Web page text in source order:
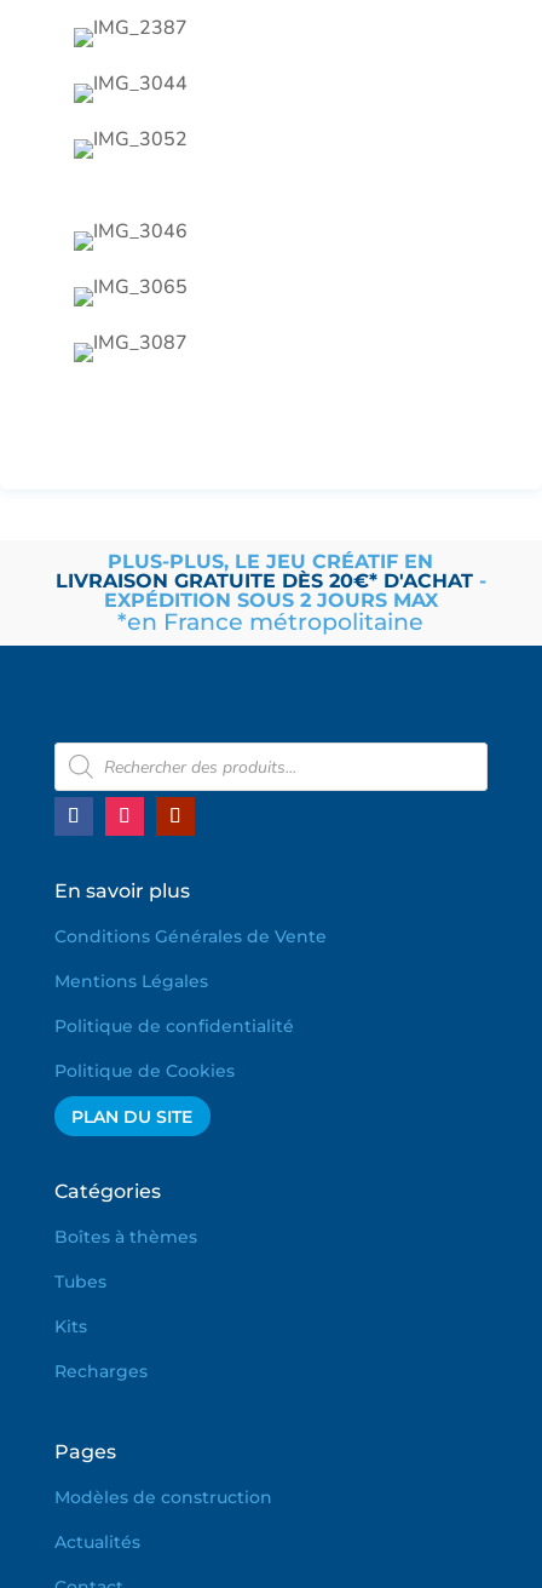
PLUS-PLUS, LE JEU CRÉATIF EN
LIVRAISON GRATUITE DÈS 20€* D'ACHAT -
EXPÉDITION SOUS 2 JOURS MAX
*en France métropolitaine
Recherche
de
produits
En savoir plus
Conditions Générales de Vente
Mentions Légales
Politique de confidentialité
Politique de Cookies
PLAN DU SITE
Catégories
Boîtes à thèmes
Tubes
Kits
Recharges
Pages
Modèles de construction
Actualités